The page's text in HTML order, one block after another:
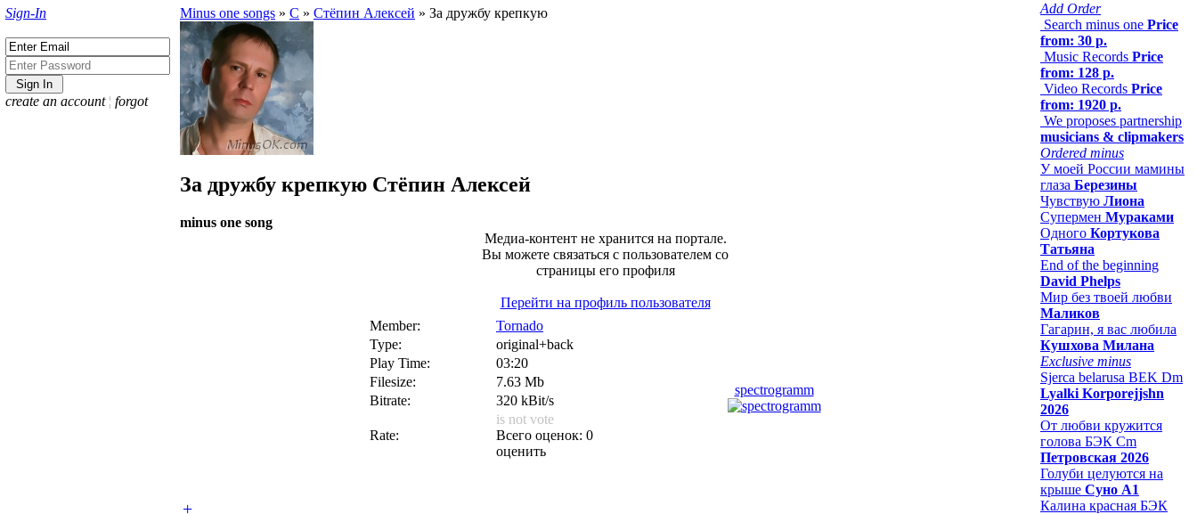
Sign-In
create an account ¦ forgot
Minus one songs » С » Стёпин Алексей » За дружбу крепкую
За дружбу крепкую Стёпин Алексей
minus one song
Медиа-контент не хранится на портале.
Вы можете связаться с пользователем со
страницы его профиля
Перейти на профиль пользователя
Member:
Tornado
Type:
original+back
spectrogramm
Play Time:
03:20
Filesize:
7.63 Mb
Bitrate:
320 kBit/s
Rate:
is not vote
Всего оценок: 0
оценить
+
Add Order
Search minus one Price
from: 30 р.
Music Records Price
from: 128 р.
Video Records Price
from: 1920 р.
We proposes partnership
musicians & clipmakers
Ordered minus
У моей России мамины
глаза Березины
Чувствую Лиона
Супермен Мураками
Одного Кортукова
Татьяна
End of the beginning
David Phelps
Мир без твоей любви
Маликов
Гагарин, я вас любила
Кушхова Милана
Exclusive minus
Sjerca belarusa BEK Dm
Lyalki Korporejjshn
2026
От любви кружится
голова БЭК Cm
Петровская 2026
Голуби целуются на
крыше Суно А1
Калина красная БЭК